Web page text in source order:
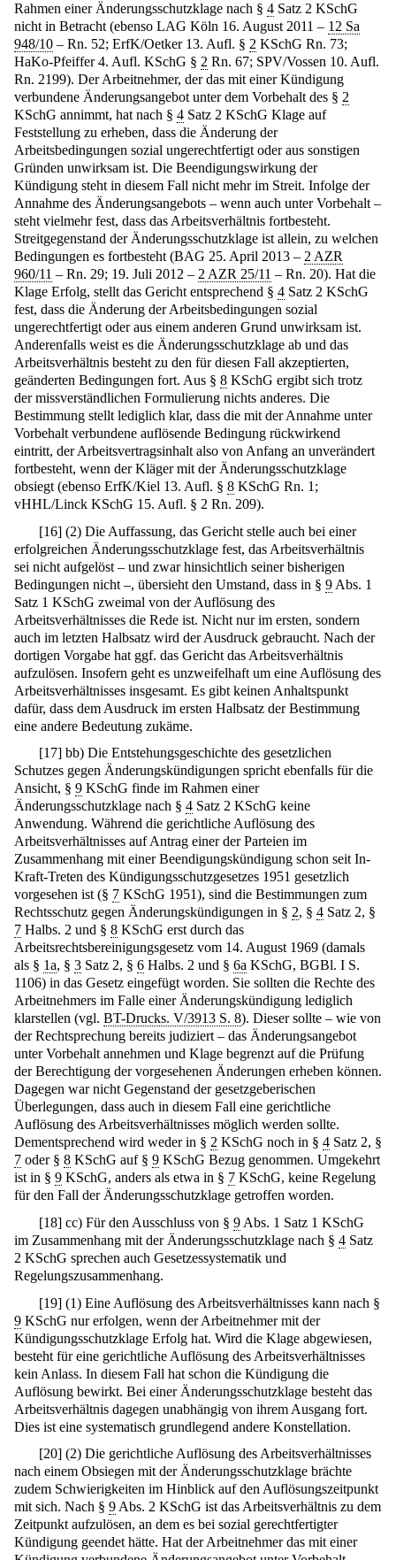
Rahmen einer Änderungsschutzklage nach § 4 Satz 2 KSchG
nicht in Betracht (ebenso LAG Köln 16. August 2011 – 12 Sa
948/10 – Rn. 52; ErfK/Oetker 13. Aufl. § 2 KSchG Rn. 73;
HaKo-Pfeiffer 4. Aufl. KSchG § 2 Rn. 67; SPV/Vossen 10. Aufl.
Rn. 2199). Der Arbeitnehmer, der das mit einer Kündigung
verbundene Änderungsangebot unter dem Vorbehalt des § 2
KSchG annimmt, hat nach § 4 Satz 2 KSchG Klage auf
Feststellung zu erheben, dass die Änderung der
Arbeitsbedingungen sozial ungerechtfertigt oder aus sonstigen
Gründen unwirksam ist. Die Beendigungswirkung der
Kündigung steht in diesem Fall nicht mehr im Streit. Infolge der
Annahme des Änderungsangebots – wenn auch unter Vorbehalt –
steht vielmehr fest, dass das Arbeitsverhältnis fortbesteht.
Streitgegenstand der Änderungsschutzklage ist allein, zu welchen
Bedingungen es fortbesteht (BAG 25. April 2013 – 2 AZR
960/11 – Rn. 29; 19. Juli 2012 – 2 AZR 25/11 – Rn. 20). Hat die
Klage Erfolg, stellt das Gericht entsprechend § 4 Satz 2 KSchG
fest, dass die Änderung der Arbeitsbedingungen sozial
ungerechtfertigt oder aus einem anderen Grund unwirksam ist.
Anderenfalls weist es die Änderungsschutzklage ab und das
Arbeitsverhältnis besteht zu den für diesen Fall akzeptierten,
geänderten Bedingungen fort. Aus § 8 KSchG ergibt sich trotz
der missverständlichen Formulierung nichts anderes. Die
Bestimmung stellt lediglich klar, dass die mit der Annahme unter
Vorbehalt verbundene auflösende Bedingung rückwirkend
eintritt, der Arbeitsvertragsinhalt also von Anfang an unverändert
fortbesteht, wenn der Kläger mit der Änderungsschutzklage
obsiegt (ebenso ErfK/Kiel 13. Aufl. § 8 KSchG Rn. 1;
vHHL/Linck KSchG 15. Aufl. § 2 Rn. 209).
[16] (2) Die Auffassung, das Gericht stelle auch bei einer
erfolgreichen Änderungsschutzklage fest, das Arbeitsverhältnis
sei nicht aufgelöst – und zwar hinsichtlich seiner bisherigen
Bedingungen nicht –, übersieht den Umstand, dass in § 9 Abs. 1
Satz 1 KSchG zweimal von der Auflösung des
Arbeitsverhältnisses die Rede ist. Nicht nur im ersten, sondern
auch im letzten Halbsatz wird der Ausdruck gebraucht. Nach der
dortigen Vorgabe hat ggf. das Gericht das Arbeitsverhältnis
aufzulösen. Insofern geht es unzweifelhaft um eine Auflösung des
Arbeitsverhältnisses insgesamt. Es gibt keinen Anhaltspunkt
dafür, dass dem Ausdruck im ersten Halbsatz der Bestimmung
eine andere Bedeutung zukäme.
[17] bb) Die Entstehungsgeschichte des gesetzlichen
Schutzes gegen Änderungskündigungen spricht ebenfalls für die
Ansicht, § 9 KSchG finde im Rahmen einer
Änderungsschutzklage nach § 4 Satz 2 KSchG keine
Anwendung. Während die gerichtliche Auflösung des
Arbeitsverhältnisses auf Antrag einer der Parteien im
Zusammenhang mit einer Beendigungskündigung schon seit In-
Kraft-Treten des Kündigungsschutzgesetzes 1951 gesetzlich
vorgesehen ist (§ 7 KSchG 1951), sind die Bestimmungen zum
Rechtsschutz gegen Änderungskündigungen in § 2, § 4 Satz 2, §
7 Halbs. 2 und § 8 KSchG erst durch das
Arbeitsrechtsbereinigungsgesetz vom 14. August 1969 (damals
als § 1a, § 3 Satz 2, § 6 Halbs. 2 und § 6a KSchG, BGBl. I S.
1106) in das Gesetz eingefügt worden. Sie sollten die Rechte des
Arbeitnehmers im Falle einer Änderungskündigung lediglich
klarstellen (vgl. BT-Drucks. V/3913 S. 8). Dieser sollte – wie von
der Rechtsprechung bereits judiziert – das Änderungsangebot
unter Vorbehalt annehmen und Klage begrenzt auf die Prüfung
der Berechtigung der vorgesehenen Änderungen erheben können.
Dagegen war nicht Gegenstand der gesetzgeberischen
Überlegungen, dass auch in diesem Fall eine gerichtliche
Auflösung des Arbeitsverhältnisses möglich werden sollte.
Dementsprechend wird weder in § 2 KSchG noch in § 4 Satz 2, §
7 oder § 8 KSchG auf § 9 KSchG Bezug genommen. Umgekehrt
ist in § 9 KSchG, anders als etwa in § 7 KSchG, keine Regelung
für den Fall der Änderungsschutzklage getroffen worden.
[18] cc) Für den Ausschluss von §9 Abs. 1 Satz 1 KSchG
im Zusammenhang mit der Änderungsschutzklage nach § 4 Satz
2 KSchG sprechen auch Gesetzessystematik und
Regelungszusammenhang.
[19] (1) Eine Auflösung des Arbeitsverhältnisses kann nach §
9 KSchG nur erfolgen, wenn der Arbeitnehmer mit der
Kündigungsschutzklage Erfolg hat. Wird die Klage abgewiesen,
besteht für eine gerichtliche Auflösung des Arbeitsverhältnisses
kein Anlass. In diesem Fall hat schon die Kündigung die
Auflösung bewirkt. Bei einer Änderungsschutzklage besteht das
Arbeitsverhältnis dagegen unabhängig von ihrem Ausgang fort.
Dies ist eine systematisch grundlegend andere Konstellation.
[20] (2) Die gerichtliche Auflösung des Arbeitsverhältnisses
nach einem Obsiegen mit der Änderungsschutzklage brächte
zudem Schwierigkeiten im Hinblick auf den Auflösungszeitpunkt
mit sich. Nach § 9 Abs. 2 KSchG ist das Arbeitsverhältnis zu dem
Zeitpunkt aufzulösen, an dem es bei sozial gerechtfertigter
Kündigung geendet hätte. Hat der Arbeitnehmer das mit einer